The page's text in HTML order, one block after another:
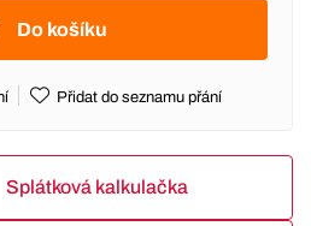
Do košíku
Přidat do seznamu přání
Splátková kalkulačka